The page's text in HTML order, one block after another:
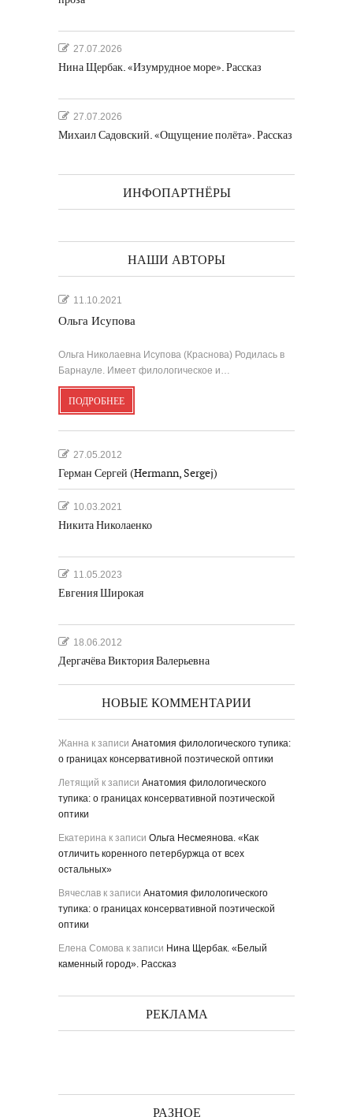
27.07.2026
Нина Щербак. «Изумрудное море». Рассказ
27.07.2026
Михаил Садовский. «Ощущение полёта». Рассказ
ИНФОПАРТНЁРЫ
НАШИ АВТОРЫ
11.10.2021
Ольга Исупова
Ольга Николаевна Исупова (Краснова) Родилась в
Барнауле. Имеет филологическое и…
ПОДРОБНЕЕ
27.05.2012
Герман Сергей (Hermann, Sergej)
10.03.2021
Никита Николаенко
11.05.2023
Евгения Широкая
18.06.2012
Дергачёва Виктория Валерьевна
НОВЫЕ КОММЕНТАРИИ
Жанна к записи Анатомия филологического тупика:
о границах консервативной поэтической оптики
Летящий к записи Анатомия филологического
тупика: о границах консервативной поэтической
оптики
Екатерина к записи Ольга Несмеянова. «Как
отличить коренного петербуржца от всех
остальных»
Вячеслав к записи Анатомия филологического
тупика: о границах консервативной поэтической
оптики
Елена Сомова к записи Нина Щербак. «Белый
каменный город». Рассказ
РЕКЛАМА
РАЗНОЕ